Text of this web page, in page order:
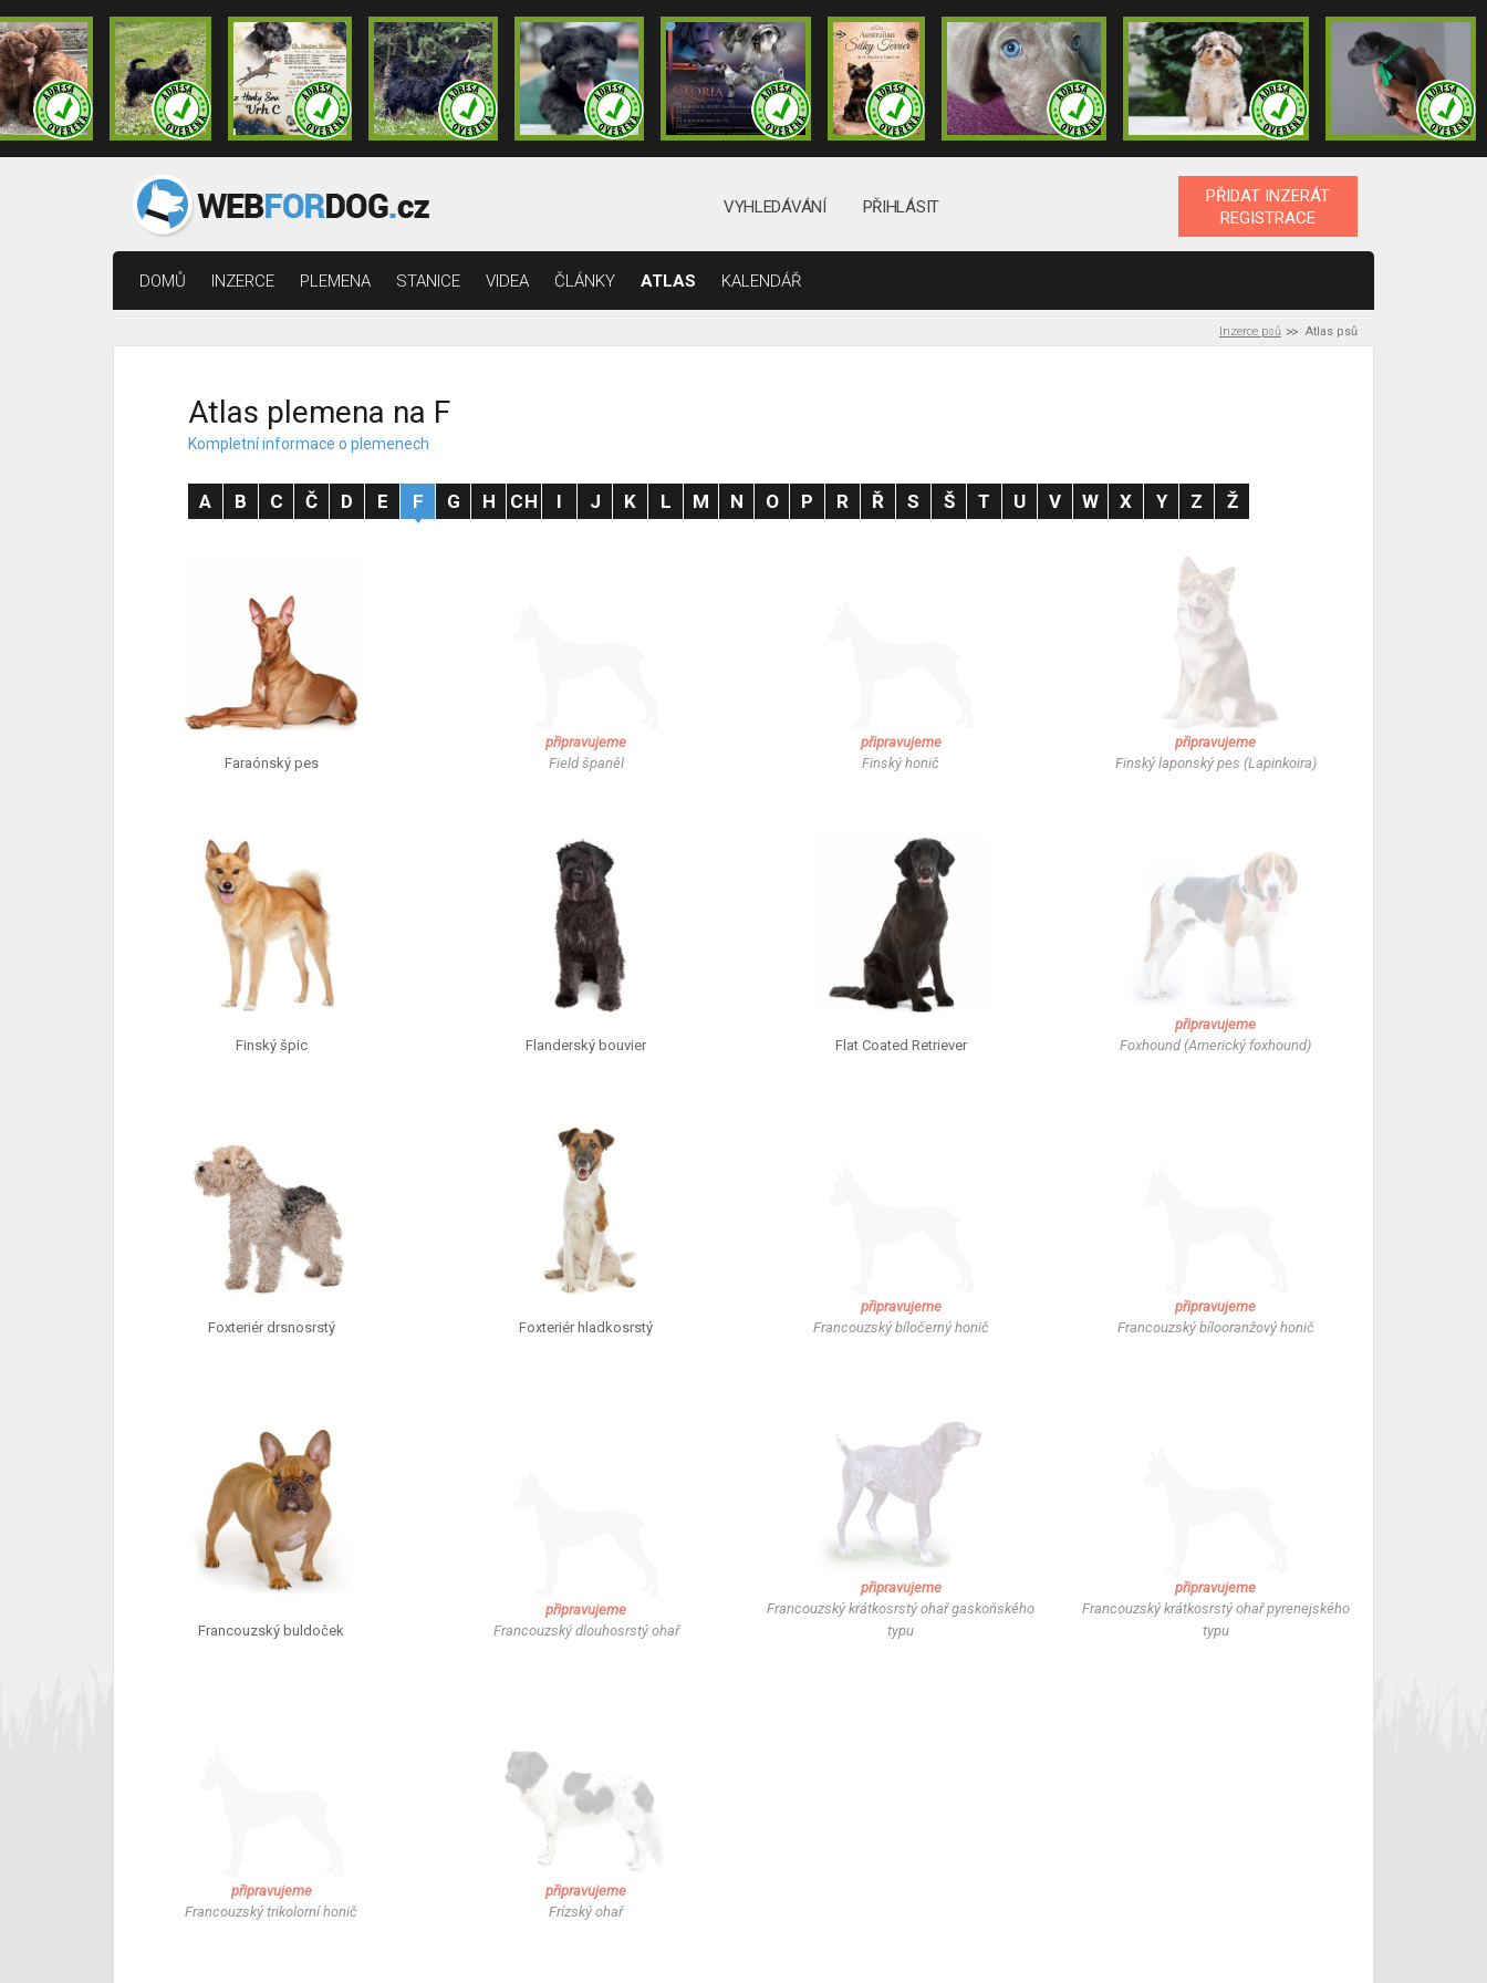
VYHLEDÁVÁNÍ PŘIHLÁSIT
PŘIDAT INZERÁT
REGISTRACE
DOMŮ INZERCE PLEMENA STANICE VIDEA ČLÁNKY ATLAS KALENDÁŘ
Inzerce psů Atlas psů
Atlas plemena na F
Kompletní informace o plemenech
A B C Č D E F G H CH I J K L M N O P R Ř S Š T U V W X Y Z Ž
Faraónský pes
připravujeme
Field španěl
připravujeme
Finský honič
připravujeme
Finský laponský pes (Lapinkoira)
Finský špic Flanderský bouvier Flat Coated Retriever
připravujeme
Foxhound (Americký foxhound)
Foxteriér drsnosrstý Foxteriér hladkosrstý
připravujeme
Francouzský bíločerný honič
připravujeme
Francouzský bílooranžový honič
Francouzský buldoček
připravujeme
Francouzský dlouhosrstý ohař
připravujeme
Francouzský krátkosrstý ohař gaskoňského
typu
připravujeme
Francouzský krátkosrstý ohař pyrenejského
typu
připravujeme
Francouzský trikolorní honič
připravujeme
Frízský ohař